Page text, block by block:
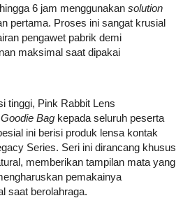
6 jam menggunakan solution
pertama. Proses ini sangat krusial
pengawet pabrik demi
maksimal saat dipakai
tinggi, Pink Rabbit Lens
Bag kepada seluruh peserta
ini berisi produk lensa kontak
Series. Seri ini dirancang khusus
memberikan tampilan mata yang
pemakainya
saat berolahraga.